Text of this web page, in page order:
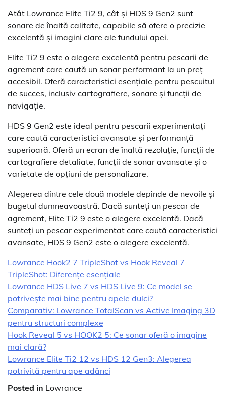
Atât Lowrance Elite Ti2 9, cât și HDS 9 Gen2 sunt
sonare de înaltă calitate, capabile să ofere o precizie
excelentă și imagini clare ale fundului apei.
Elite Ti2 9 este o alegere excelentă pentru pescarii de
agrement care caută un sonar performant la un preț
accesibil. Oferă caracteristici esențiale pentru pescuitul
de succes, inclusiv cartografiere, sonare și funcții de
navigație.
HDS 9 Gen2 este ideal pentru pescarii experimentați
care caută caracteristici avansate și performanță
superioară. Oferă un ecran de înaltă rezoluție, funcții de
cartografiere detaliate, funcții de sonar avansate și o
varietate de opțiuni de personalizare.
Alegerea dintre cele două modele depinde de nevoile și
bugetul dumneavoastră. Dacă sunteți un pescar de
agrement, Elite Ti2 9 este o alegere excelentă. Dacă
sunteți un pescar experimentat care caută caracteristici
avansate, HDS 9 Gen2 este o alegere excelentă.
Lowrance Hook2 7 TripleShot vs Hook Reveal 7
TripleShot: Diferențe esențiale
Lowrance HDS Live 7 vs HDS Live 9: Ce model se
potrivește mai bine pentru apele dulci?
Comparativ: Lowrance TotalScan vs Active Imaging 3D
pentru structuri complexe
Hook Reveal 5 vs HOOK2 5: Ce sonar oferă o imagine
mai clară?
Lowrance Elite Ti2 12 vs HDS 12 Gen3: Alegerea
potrivită pentru ape adânci
Posted in Lowrance